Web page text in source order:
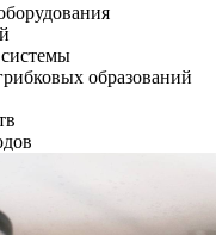
образований